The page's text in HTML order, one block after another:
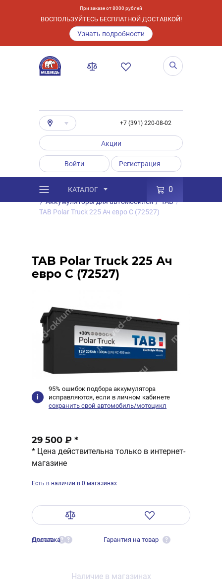
При заказе от 8000 рублей
ВОСПОЛЬЗУЙТЕСЬ БЕСПЛАТНОЙ ДОСТАВКОЙ!
Узнать подробности
+7 (391) 220-08-02
Акции
Войти Регистрация
КАТАЛОГ 0
Каталог / Товары
Аккумуляторы
/ Аккумуляторы для автомобилей / TAB /
TAB Polar Truck 225 Ач евро C (72527)
TAB Polar Truck 225 Ач
евро C (72527)
95% ошибок подбора аккумулятора
исправляются, если в личном кабинете
сохранить свой автомобиль/мотоцикл
29 500 ₽ *
* Цена действительна только в интернет-
магазине
Есть в наличии в 0 магазинах
Оплата ?
Доставка ? Гарантия на товар ?
Наличие в магазинах